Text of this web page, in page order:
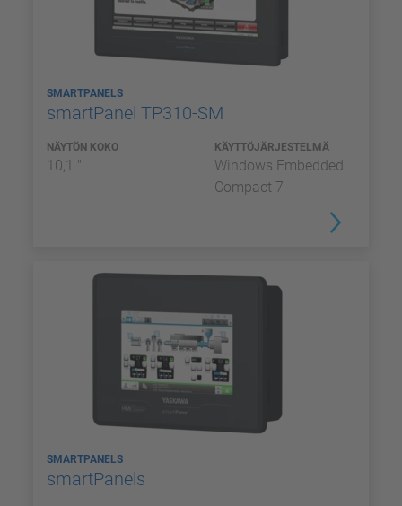
SMARTPANELS
smartPanel TP310-SM
NÄYTÖN KOKO
10,1 "
KÄYTTÖJÄRJESTELMÄ
Windows Embedded
Compact 7
SMARTPANELS
smartPanels